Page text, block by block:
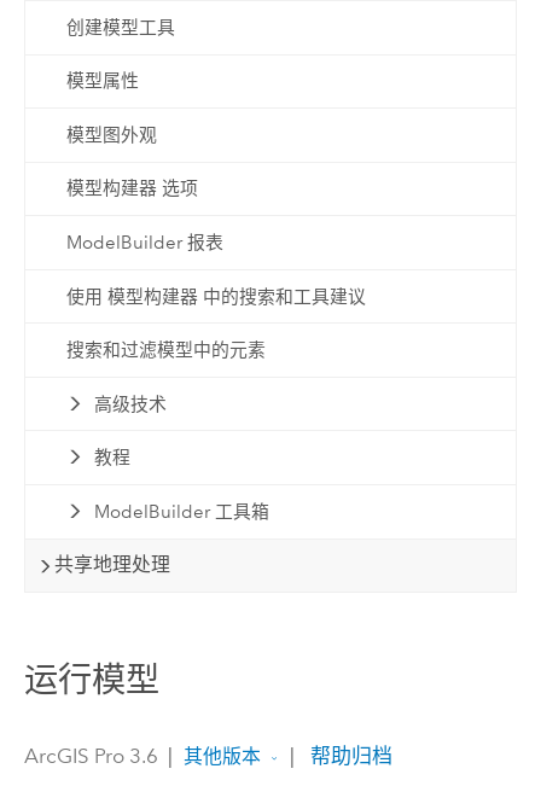
创建模型工具
模型属性
模型图外观
模型构建器 选项
ModelBuilder 报表
使用 模型构建器 中的搜索和工具建议
搜索和过滤模型中的元素
高级技术
教程
ModelBuilder 工具箱
共享地理处理
运行模型
ArcGIS Pro 3.6 其他版本 帮助归档